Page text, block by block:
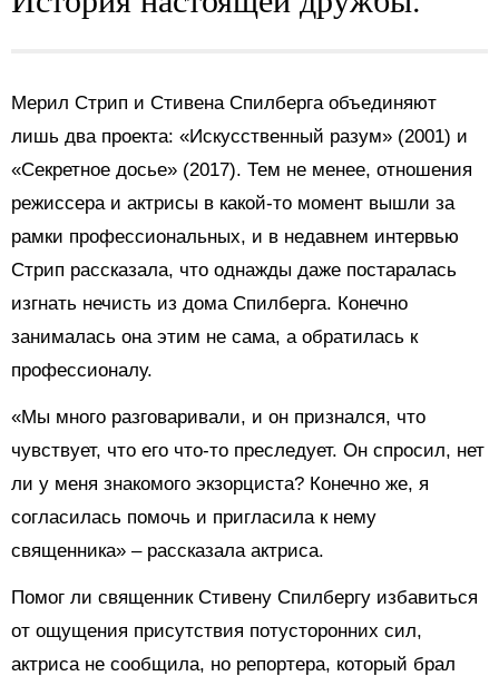
Мерил Стрип и Стивена Спилберга объединяют
лишь два проекта: «Искусственный разум» (2001) и
«Секретное досье» (2017). Тем не менее, отношения
режиссера и актрисы в какой-то момент вышли за
рамки профессиональных, и в недавнем интервью
Стрип рассказала, что однажды даже постаралась
изгнать нечисть из дома Спилберга. Конечно
занималась она этим не сама, а обратилась к
профессионалу.
«Мы много разговаривали, и он признался, что
чувствует, что его что-то преследует. Он спросил, нет
ли у меня знакомого экзорциста? Конечно же, я
согласилась помочь и пригласила к нему
священника» – рассказала актриса.
Помог ли священник Стивену Спилбергу избавиться
от ощущения присутствия потусторонних сил,
актриса не сообщила, но репортера, который брал